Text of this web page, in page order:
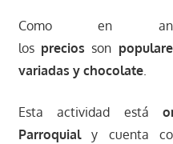
Como en
los precios son
variadas y chocolate.
Esta actividad está
Parroquialy cuenta